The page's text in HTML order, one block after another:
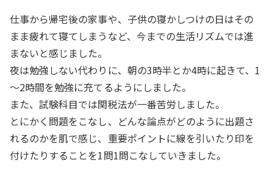
仕事から帰宅後の家事や、子供の寝かしつけの日はその
まま疲れて寝てしまうなど、今までの生活リズムでは進
まないと感じました。
夜は勉強しない代わりに、朝の3時半とか4時に起きて、1
～2時間を勉強に充てるようにしました。
また、試験科目では関税法が一番苦労しました。
とにかく問題をこなし、どんな論点がどのように出題さ
れるのかを肌で感じ、重要ポイントに線を引いたり印を
付けたりすることを1問1問こなしていきました。